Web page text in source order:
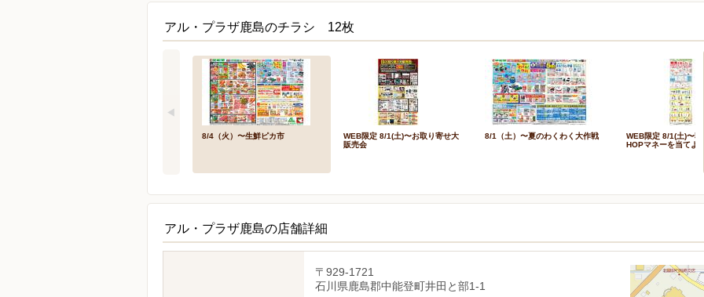
アル・プラザ鹿島のチラシ 12枚
8/4（火）〜生鮮ピカ市
WEB限定 8/1(土)〜お取り寄せ大
販売会
8/1（土）〜夏のわくわく大作戦
WEB限定 8/1(土)〜
HOPマネーを当てよ
アル・プラザ鹿島の店舗詳細
〒929-1721
石川県鹿島郡中能登町井田と部1-1